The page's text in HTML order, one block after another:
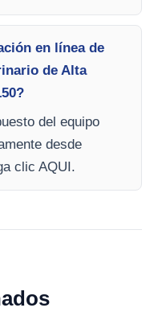
en línea de
de Alta
del equipo
desde
clic AQUI.